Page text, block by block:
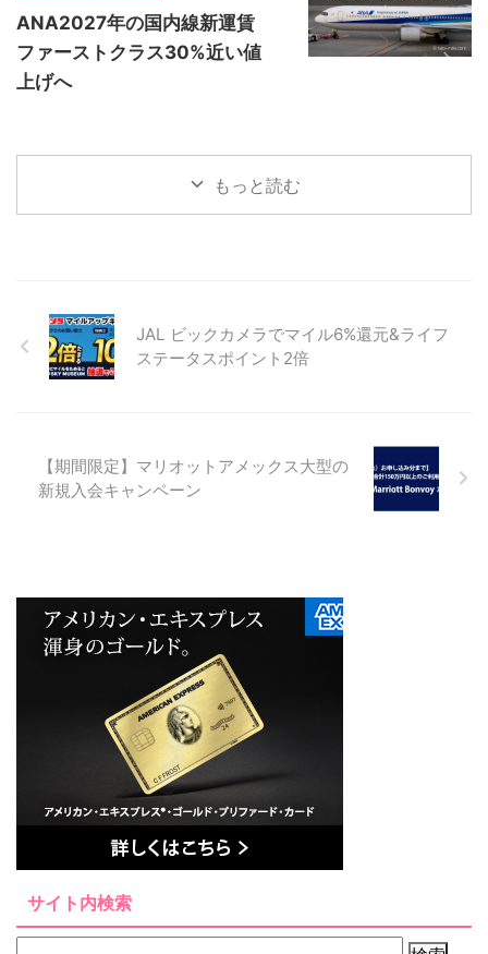
ANA2027年の国内線新運賃
ファーストクラス30%近い値
上げへ
もっと読む
JAL ビックカメラでマイル6%還元&ライフ
ステータスポイント2倍
【期間限定】マリオットアメックス大型の
新規入会キャンペーン
サイト内検索